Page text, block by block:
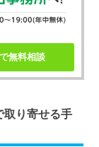
無料相談
取り寄せる手